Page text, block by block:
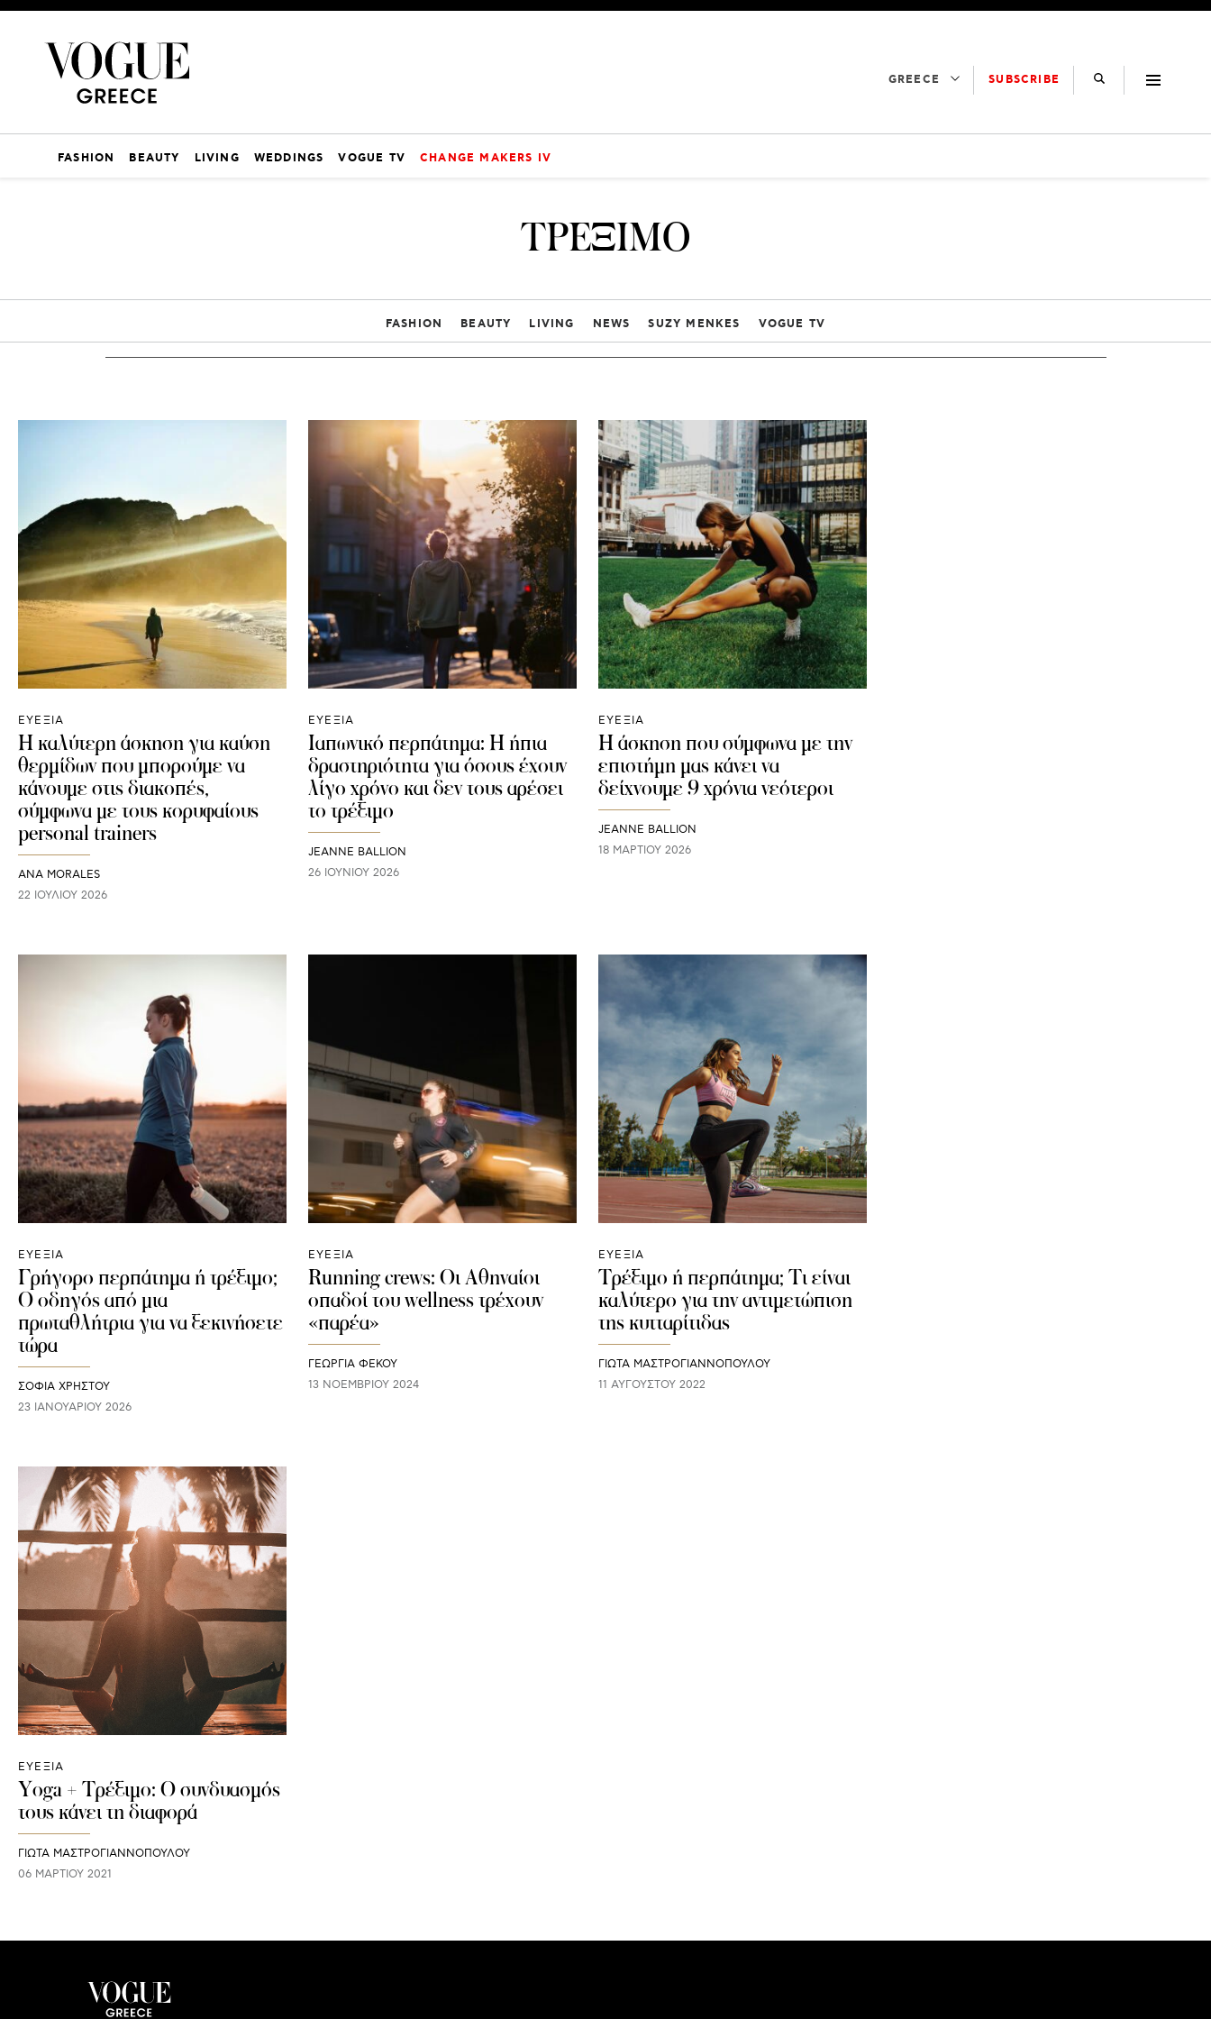
GREECE SUBSCRIBE
FASHION BEAUTY LIVING WEDDINGS VOGUE TV CHANGE MAKERS IV
ΤΡΕΞΙΜΟ
FASHION BEAUTY LIVING NEWS SUZY MENKES VOGUE TV
ΕΥΕΞΙΑ
Η καλύτερη άσκηση για καύση
θερμίδων που μπορούμε να
κάνουμε στις διακοπές,
σύμφωνα με τους κορυφαίους
personal trainers
ANA MORALES
22 ΙΟΥΛΊΟΥ 2026
ΕΥΕΞΙΑ
Ιαπωνικό περπάτημα: Η ήπια
δραστηριότητα για όσους έχουν
λίγο χρόνο και δεν τους αρέσει
το τρέξιμο
JEANNE BALLION
26 ΙΟΥΝΊΟΥ 2026
ΕΥΕΞΙΑ
Η άσκηση που σύμφωνα με την
επιστήμη μας κάνει να
δείχνουμε 9 χρόνια νεότεροι
JEANNE BALLION
18 ΜΑΡΤΊΟΥ 2026
ΕΥΕΞΙΑ
Γρήγορο περπάτημα ή τρέξιμο;
Ο οδηγός από μια
πρωταθλήτρια για να ξεκινήσετε
τώρα
ΣΟΦΙΑ ΧΡΗΣΤΟΥ
23 ΙΑΝΟΥΑΡΊΟΥ 2026
ΕΥΕΞΙΑ
Running crews: Oι Αθηναίοι
οπαδοί του wellness τρέχουν
«παρέα»
ΓΕΩΡΓΙΑ ΦΕΚΟΥ
13 ΝΟΕΜΒΡΊΟΥ 2024
ΕΥΕΞΙΑ
Τρέξιμο ή περπάτημα; Τι είναι
καλύτερο για την αντιμετώπιση
της κυτταρίτιδας
ΓΙΩΤΑ ΜΑΣΤΡΟΓΙΑΝΝΟΠΟΥΛΟΥ
11 ΑΥΓΟΎΣΤΟΥ 2022
ΕΥΕΞΙΑ
Yoga + Τρέξιμο: Ο συνδυασμός
τους κάνει τη διαφορά
ΓΙΩΤΑ ΜΑΣΤΡΟΓΙΑΝΝΟΠΟΥΛΟΥ
06 ΜΑΡΤΊΟΥ 2021